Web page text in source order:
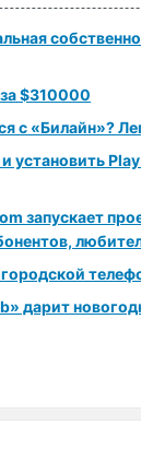
$310000
с «Билайн»?
установить
запускает
дарит